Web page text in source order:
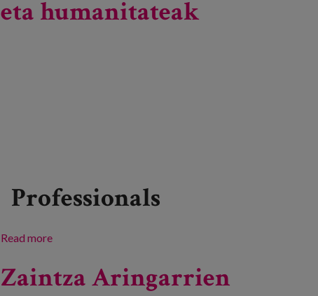
eta humanitateak
Professionals
Read more
Zaintza Aringarrien